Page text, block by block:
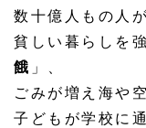
数十億人もの人
貧しい暮らしを
餓 」、
ごみが増え海や
子どもが学校に